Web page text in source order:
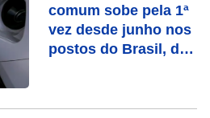
comum sobe pela 1ª
vez desde junho nos
postos do Brasil, diz